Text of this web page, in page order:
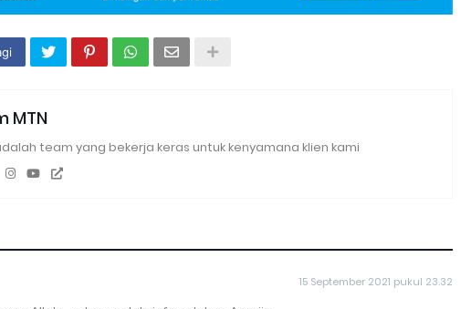
MTN
team yang bekerja keras untuk kenyamana klien kami
15 September 2021 pukul 23.32